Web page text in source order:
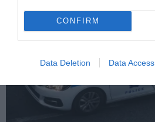
CONFIRM
Data Deletion Data Access